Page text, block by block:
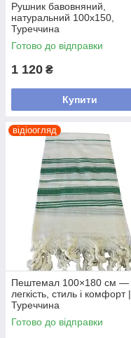
Рушник бавовняний,
натуральний 100х150,
Туреччина
Готово до відправки
1 120 ₴
Купити
відіоогляд
Пештемал 100×180 см —
легкість, стиль і комфорт |
Туреччина
Готово до відправки